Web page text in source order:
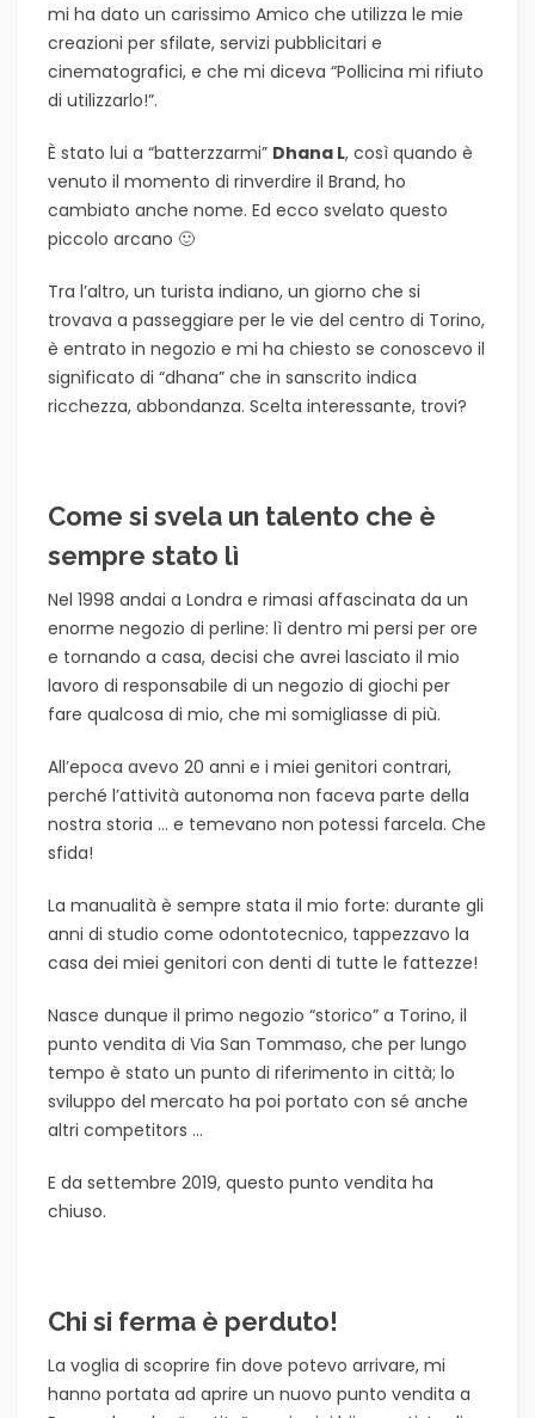
mi ha dato un carissimo Amico che utilizza le mie
creazioni per sfilate, servizi pubblicitari e
cinematografici, e che mi diceva “Pollicina mi rifiuto
di utilizzarlo!”.
È stato lui a “batterzzarmi” Dhana L, così quando è
venuto il momento di rinverdire il Brand, ho
cambiato anche nome. Ed ecco svelato questo
piccolo arcano 🙂
Tra l’altro, un turista indiano, un giorno che si
trovava a passeggiare per le vie del centro di Torino,
è entrato in negozio e mi ha chiesto se conoscevo il
significato di “dhana” che in sanscrito indica
ricchezza, abbondanza. Scelta interessante, trovi?
Come si svela un talento che è
sempre stato lì
Nel 1998 andai a Londra e rimasi affascinata da un
enorme negozio di perline: lì dentro mi persi per ore
e tornando a casa, decisi che avrei lasciato il mio
lavoro di responsabile di un negozio di giochi per
fare qualcosa di mio, che mi somigliasse di più.
All’epoca avevo 20 anni e i miei genitori contrari,
perché l’attività autonoma non faceva parte della
nostra storia … e temevano non potessi farcela. Che
sfida!
La manualità è sempre stata il mio forte: durante gli
anni di studio come odontotecnico, tappezzavo la
casa dei miei genitori con denti di tutte le fattezze!
Nasce dunque il primo negozio “storico” a Torino, il
punto vendita di Via San Tommaso, che per lungo
tempo è stato un punto di riferimento in città; lo
sviluppo del mercato ha poi portato con sé anche
altri competitors …
E da settembre 2019, questo punto vendita ha
chiuso.
Chi si ferma è perduto!
La voglia di scoprire fin dove potevo arrivare, mi
hanno portata ad aprire un nuovo punto vendita a